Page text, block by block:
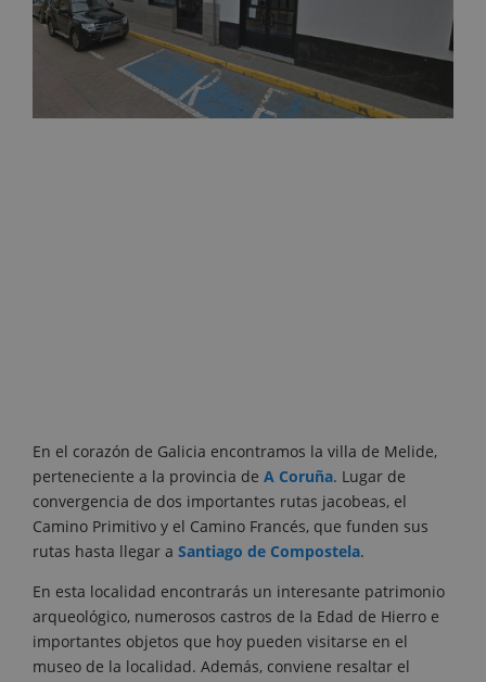
En el corazón de Galicia encontramos la villa de Melide,
perteneciente a la provincia de A Coruña. Lugar de
convergencia de dos importantes rutas jacobeas, el
Camino Primitivo y el Camino Francés, que funden sus
rutas hasta llegar a Santiago de Compostela.
En esta localidad encontrarás un interesante patrimonio
arqueológico, numerosos castros de la Edad de Hierro e
importantes objetos que hoy pueden visitarse en el
museo de la localidad. Además, conviene resaltar el